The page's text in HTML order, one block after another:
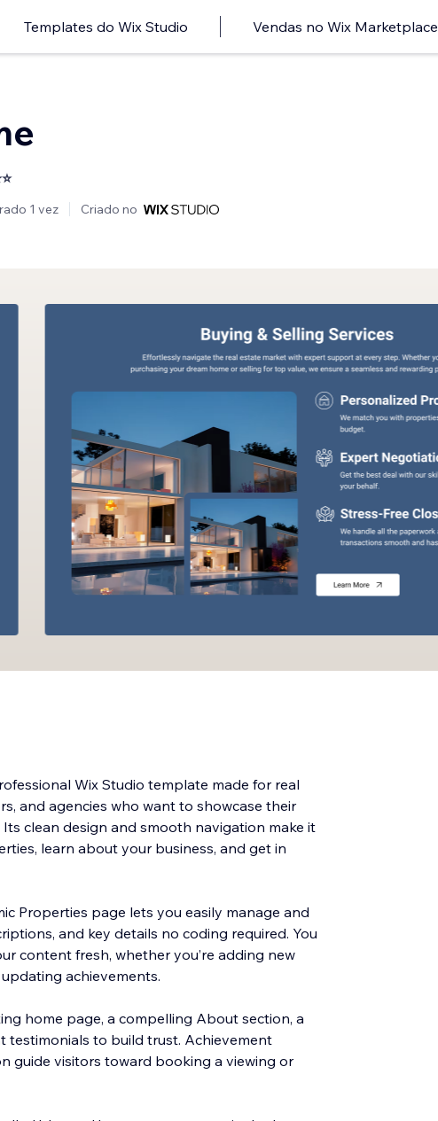
Templates do Wix Studio Vendas no Wix Marketplace
1 vez Criado no
Wix Studio template made for real
and agencies who want to showcase their
clean design and smooth navigation make it
learn about your business, and get in
c Properties page lets you easily manage and
and key details no coding required. You
content fresh, whether you’re adding new
achievements.
home page, a compelling About section, a
testimonials to build trust. Achievement
guide visitors toward booking a viewing or